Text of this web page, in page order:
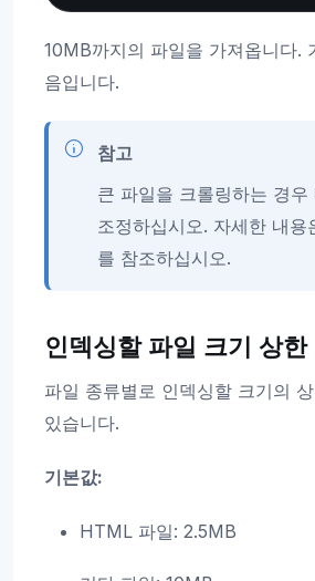
10MB까지의 파일을 가져옵니다.
음입니다.
참고
큰 파일을 크롤링하는 경우
조정하십시오. 자세한 내용
를 참조하십시오.
인덱싱할 파일 크기 상한
파일 종류별로 인덱싱할 크기의
있습니다.
기본값:
HTML 파일: 2.5MB